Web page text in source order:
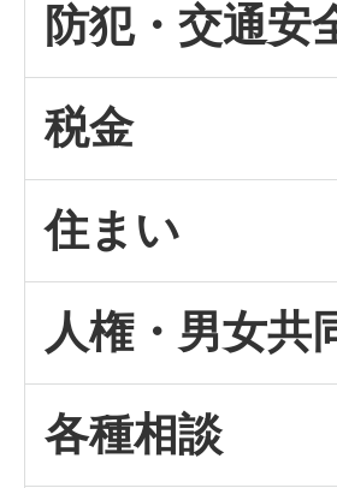
防犯・交通安
税金
住まい
人権・男女共
各種相談